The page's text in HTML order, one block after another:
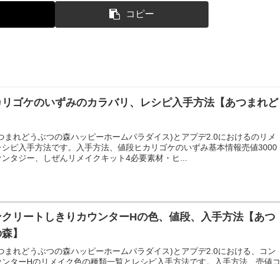
コピー
リゴケのいずみのカラバリ、レシピ入手方法【あつまれど
まれどうぶつの森ハッピーホームパラダイス)とアプデ2.0におけるのリメ
ピ入手方法です。入手方法、値段ヒカリゴケのいずみ基本情報売値3000
タジー、しぜんリメイクキット4必要素材・ヒ...
クリートしきりカウンターHの色、値段、入手方法【あつ
】
まれどうぶつの森ハッピーホームパラダイス)とアプデ2.0における、コン
ターHのリメイク色の種類一覧とレシピ入手方法です。入手方法、売値コ